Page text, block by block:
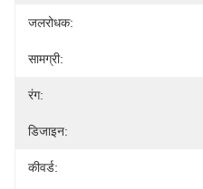
जलरोधक:
सामग्री:
रंग:
डिजाइन:
कीवर्ड: